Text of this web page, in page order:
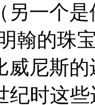
一个
翰的珠
威尼斯
纪时这